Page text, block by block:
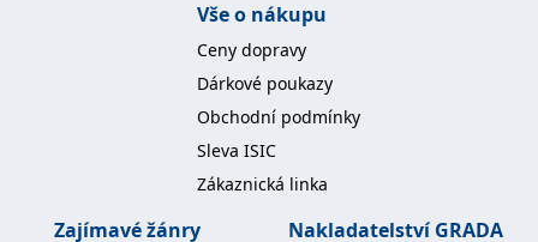
Vše o nákupu
Ceny dopravy
Dárkové poukazy
Obchodní podmínky
Sleva ISIC
Zákaznická linka
Zajímavé žánry Nakladatelství GRADA